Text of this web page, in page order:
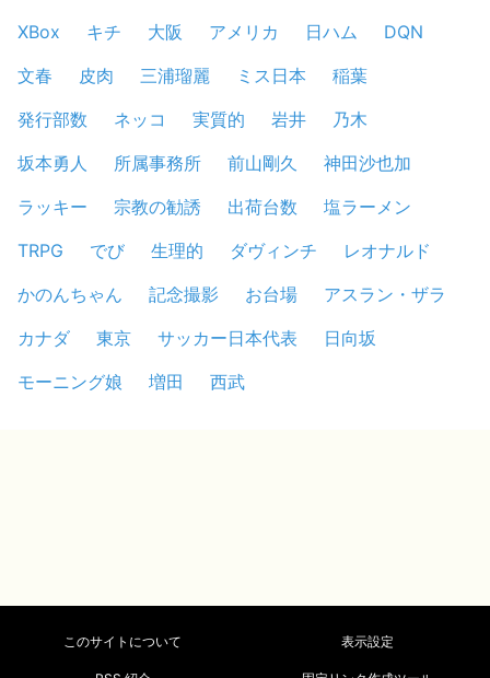
XBox
キチ 大阪 アメリカ 日ハム
DQN
文春
皮肉 三浦瑠麗 ミス日本
稲葉
発行部数
ネッコ 実質的 岩井
乃木
坂本勇人
所属事務所 前山剛久
神田沙也加
ラッキー
宗教の勧誘 出荷台数
塩ラーメン
TRPG
でび 生理的 ダヴィンチ
レオナルド
かのんちゃん
記念撮影 お台場
アスラン・ザラ
カナダ
東京 サッカー日本代表
日向坂
モーニング娘
増田 西武
このサイトについて 表示設定